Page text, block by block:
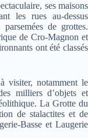
ses maisons
les rues au-dessus
parsemées de grottes.
de Cro-Magnon et
ont été classés
visiter, notamment le
milliers d’objets et
La Grotte du
de stalactites et de
Basse et Laugerie